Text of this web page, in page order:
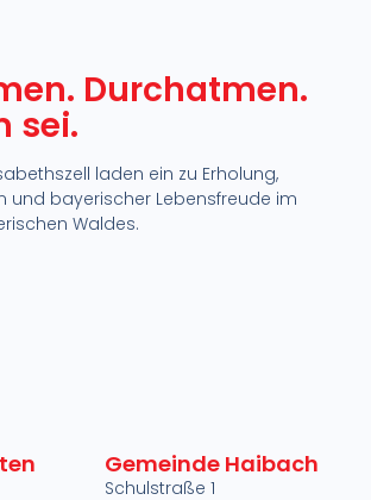
Durchatmen.
sei.​
laden ein zu Erholung,
und bayerischer Lebensfreude im
Waldes.​
Gemeinde Haibach
Schulstraße 1